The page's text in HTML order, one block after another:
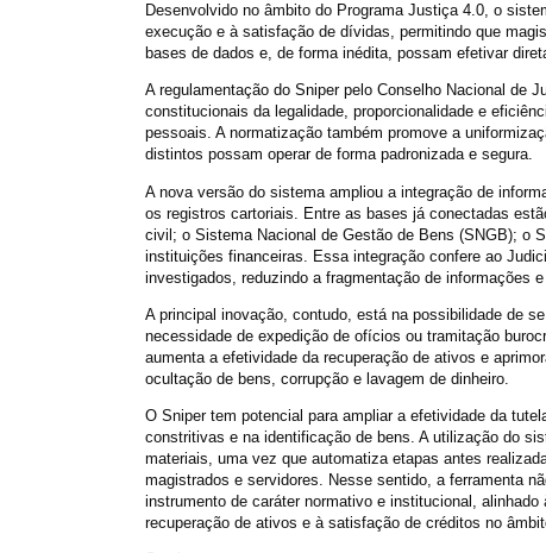
Desenvolvido no âmbito do Programa Justiça 4.0, o
execução e à satisfação de dívidas, permitindo que
bases de dados e, de forma inédita, possam efetivar
A regulamentação do Sniper pelo Conselho Nacional de
constitucionais da legalidade, proporcionalidade e
pessoais. A normatização também promove a
distintos possam operar de forma padronizada e segura.
A nova versão do sistema ampliou a integração de
os registros cartoriais. Entre as bases já conectadas
civil; o Sistema Nacional de Gestão de Bens (SNGB); o
instituições financeiras. Essa integração confere ao
investigados, reduzindo a fragmentação de informações
A principal inovação, contudo, está na possibilidade de
necessidade de expedição de ofícios ou tramitação
aumenta a efetividade da recuperação de ativos e
ocultação de bens, corrupção e lavagem de dinheiro.
O Sniper tem potencial para ampliar a efetividade da
constritivas e na identificação de bens. A utilização do
materiais, uma vez que automatiza etapas antes
magistrados e servidores. Nesse sentido, a ferramenta
instrumento de caráter normativo e institucional,
recuperação de ativos e à satisfação de créditos no